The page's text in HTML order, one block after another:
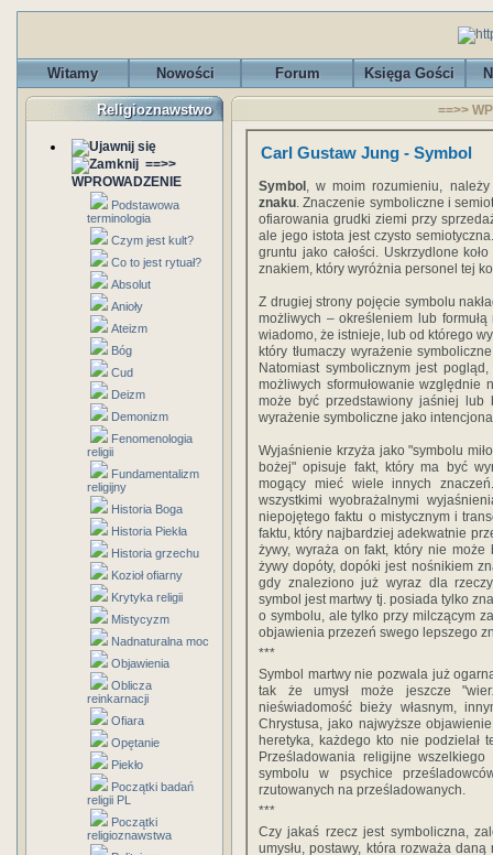
Witamy Nowości Forum Księga Gości
Religioznawstwo
==>>
WPROWADZENIE
Podstawowa
terminologia
Czym jest kult?
Co to jest rytuał?
Absolut
Anioły
Ateizm
Bóg
Cud
Deizm
Demonizm
Fenomenologia
religii
Fundamentalizm
religijny
Historia Boga
Historia Piekła
Historia grzechu
Kozioł ofiarny
Krytyka religii
Mistycyzm
Nadnaturalna moc
Objawienia
Oblicza
reinkarnacji
Ofiara
Opętanie
Piekło
Początki badań
religii PL
Początki
religioznawstwa
==>>
Carl Gustaw Jung - Symbol
Symbol , w moim rozumieniu,
znaku. Znaczenie symboliczne i
ofiarowania grudki ziemi przy
ale jego istota jest czysto
gruntu jako całości. Uskrzydlone
znakiem, który wyróżnia personel tej
Z drugiej strony pojęcie symbolu
możliwych – określeniem lub
wiadomo, że istnieje, lub od którego
który tłumaczy wyrażenie
Natomiast symbolicznym jest
możliwych sformułowanie względnie
może być przedstawiony jaśniej lub
wyrażenie symboliczne jako
Wyjaśnienie krzyża jako "symbolu
bożej" opisuje fakt, który ma być
mogący mieć wiele innych
wszystkimi wyobrażalnymi
niepojętego faktu o mistycznym i
faktu, który najbardziej adekwatnie
żywy, wyraża on fakt, który nie
żywy dopóty, dopóki jest nośnikiem
gdy znaleziono już wyraz dla
symbol jest martwy tj. posiada tylko
o symbolu, ale tylko przy milczącym
objawienia przezeń swego lepszego
***
Symbol martwy nie pozwala już
tak że umysł może jeszcze
nieświadomość bieży własnym,
Chrystusa, jako najwyższe
heretyka, każdego kto nie podzielał
Prześladowania religijne wszelkiego
symbolu w psychice
rzutowanych na prześladowanych.
***
Czy jakaś rzecz jest symboliczna,
umysłu, postawy, która rozważa